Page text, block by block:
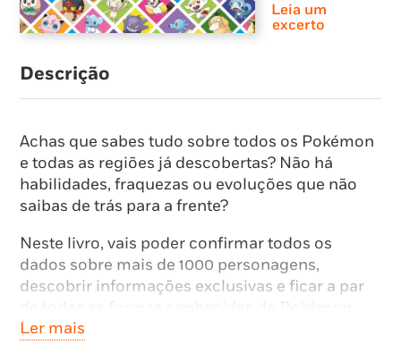
Leia um
excerto
Descrição
Achas que sabes tudo sobre todos os Pokémon
e todas as regiões já descobertas? Não há
habilidades, fraquezas ou evoluções que não
saibas de trás para a frente?
Neste livro, vais poder confirmar todos os
dados sobre mais de 1000 personagens,
descobrir informações exclusivas e ficar a par
até o mais recente Pokémon descoberto na
Ler mais